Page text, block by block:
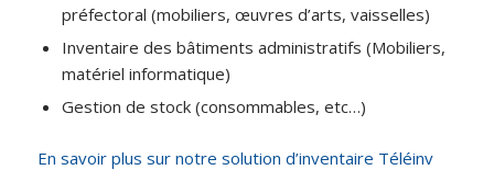
préfectoral (mobiliers, œuvres d’arts, vaisselles)
Inventaire des bâtiments administratifs (Mobiliers,
matériel informatique)
Gestion de stock (consommables, etc…)
En savoir plus sur notre solution d’inventaire Téléinv